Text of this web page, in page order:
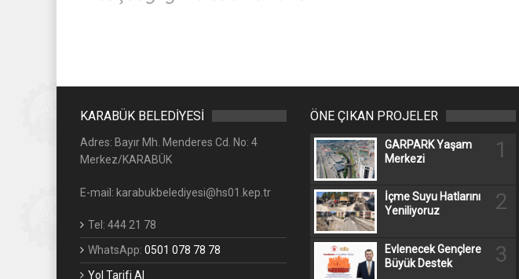
KARABÜK BELEDİYESİ
Adres: Bayır Mh. Menderes Cd. No: 4
Merkez/KARABÜK
E-mail: karabukbelediyesi@hs01.kep.tr
Tel: 444 21 78
WhatsApp: 0501 078 78 78
Yol Tarifi Al
ÖNE ÇIKAN PROJELER
GARPARK Yaşam
Merkezi
1
İçme Suyu Hatlarını
Yeniliyoruz
2
Evlenecek Gençlere
Büyük Destek
3